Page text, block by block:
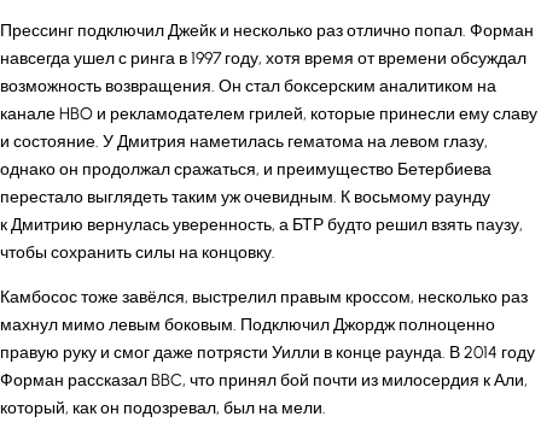
Прессинг подключил Джейк и несколько раз отлично попал. Форман
навсегда ушел с ринга в 1997 году, хотя время от времени обсуждал
возможность возвращения. Он стал боксерским аналитиком на
канале HBO и рекламодателем грилей, которые принесли ему славу
и состояние. У Дмитрия наметилась гематома на левом глазу,
однако он продолжал сражаться, и преимущество Бетербиева
перестало выглядеть таким уж очевидным. К восьмому раунду
к Дмитрию вернулась уверенность, а БТР будто решил взять паузу,
чтобы сохранить силы на концовку.
Камбосос тоже завёлся, выстрелил правым кроссом, несколько раз
махнул мимо левым боковым. Подключил Джордж полноценно
правую руку и смог даже потрясти Уилли в конце раунда. В 2014 году
Форман рассказал BBC, что принял бой почти из милосердия к Али,
который, как он подозревал, был на мели.